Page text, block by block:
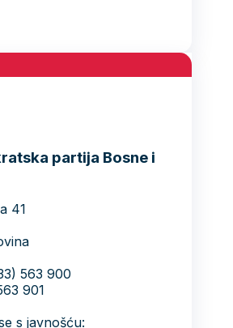
partija Bosne i
41
563 900
901
s javnošću: